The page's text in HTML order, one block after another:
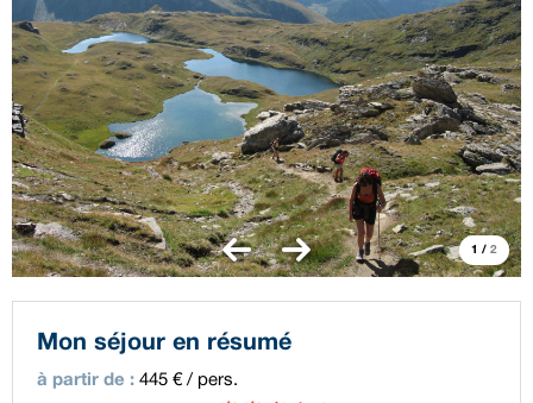
1 / 2
Mon séjour en résumé
à partir de : 445 € / pers.